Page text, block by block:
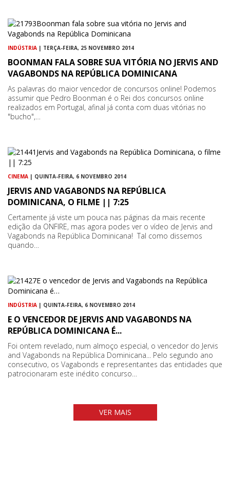
INDÚSTRIA | TERÇA-FEIRA, 25 NOVEMBRO 2014
BOONMAN FALA SOBRE SUA VITÓRIA NO JERVIS AND
VAGABONDS NA REPÚBLICA DOMINICANA
As palavras do maior vencedor de concursos online! Podemos
assumir que Pedro Boonman é o Rei dos concursos online
realizados em Portugal, afinal já conta com duas vitórias no
"bucho",…
CINEMA | QUINTA-FEIRA, 6 NOVEMBRO 2014
JERVIS AND VAGABONDS NA REPÚBLICA
DOMINICANA, O FILME || 7:25
Certamente já viste um pouca nas páginas da mais recente
edição da ONFIRE, mas agora podes ver o vídeo de Jervis and
Vagabonds na República Dominicana! Tal como dissemos
quando…
INDÚSTRIA | QUINTA-FEIRA, 6 NOVEMBRO 2014
E O VENCEDOR DE JERVIS AND VAGABONDS NA
REPÚBLICA DOMINICANA É...
Foi ontem revelado, num almoço especial, o vencedor do Jervis
and Vagabonds na República Dominicana... Pelo segundo ano
consecutivo, os Vagabonds e representantes das entidades que
patrocionaram este inédito concurso…
VER MAIS